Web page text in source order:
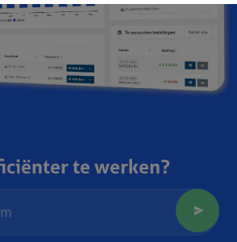
te werken?